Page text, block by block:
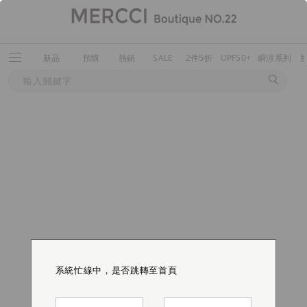
新品 預購 熱銷 SALE 2件5折 UPF50+ 瞬涼系列
系統忙線中，是否跳轉至首頁
系統忙線中，是否跳轉至首頁
系統忙線中，是否跳轉至首頁
系統忙線中，是否跳轉至首頁
系統忙線中，是否跳轉至首頁